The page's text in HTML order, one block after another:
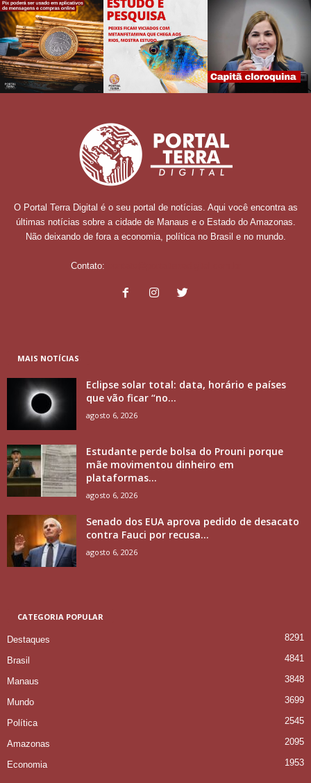
O Portal Terra Digital é o seu portal de notícias. Aqui você encontra as
últimas notícias sobre a cidade de Manaus e o Estado do Amazonas.
Não deixando de fora a economia, política no Brasil e no mundo.
Contato:
MAIS NOTÍCIAS
Eclipse solar total: data, horário e países
que vão ficar “no...
agosto 6, 2026
Estudante perde bolsa do Prouni porque
mãe movimentou dinheiro em
plataformas...
agosto 6, 2026
Senado dos EUA aprova pedido de desacato
contra Fauci por recusa...
agosto 6, 2026
CATEGORIA POPULAR
Destaques 8291
Brasil 4841
Manaus 3848
Mundo 3699
Política 2545
Amazonas 2095
Economia 1953